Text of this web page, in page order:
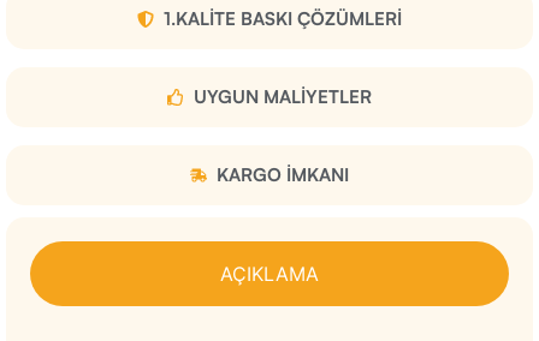
1.KALITE BASKI ÇÖZÜMLERI
UYGUN MALIYETLER
KARGO IMKANI
AÇIKLAMA